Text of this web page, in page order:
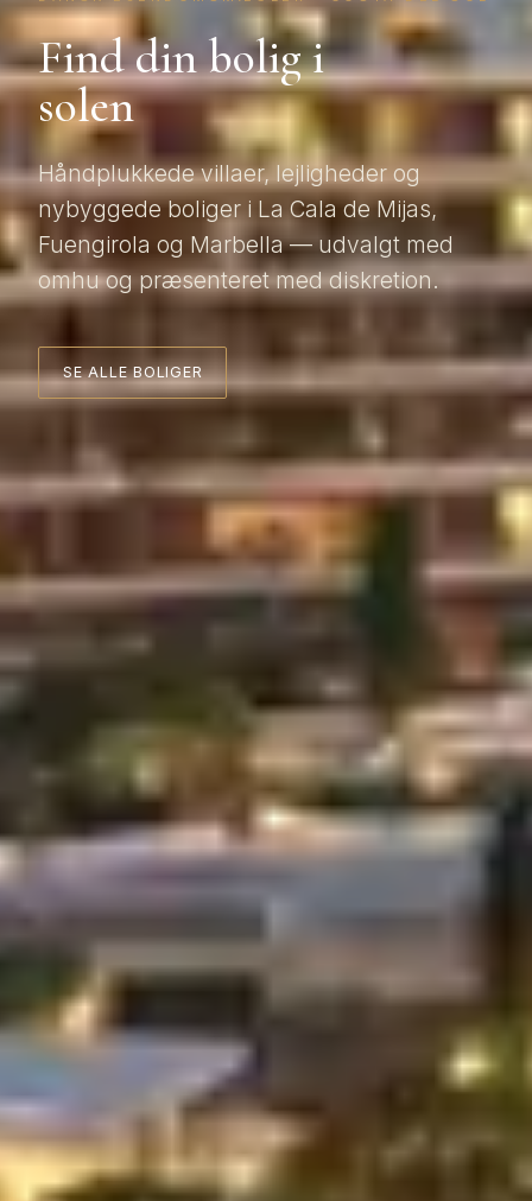
Find din bolig i
solen
Håndplukkede villaer, lejligheder og
nybyggede boliger i La Cala de Mijas,
Fuengirola og Marbella — udvalgt med
omhu og præsenteret med diskretion.
SE ALLE BOLIGER